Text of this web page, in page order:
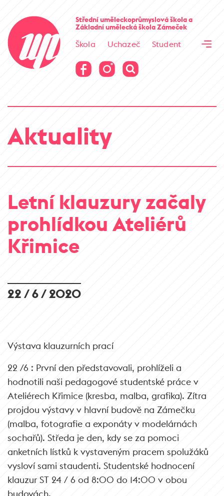
Střední uměleckoprůmyslová školaa
Základní umělecká školaZámeček
Škola Uchazeč
Student
Virtuální prohlídka
Virtuální prohlídka
Aktuality
Letní klauzury začaly
prohlídkou Ateliérů
Křimice
22 / 6 / 2020
Výstava klauzurních prací
22 /6 : První den představovali, prohlíželi a
hodnotili naši pedagogové studentské práce v
Ateliérech Křimice (kresba, malba, grafika). Zítra
projdou výstavy v hlavní budově na Zámečku
(malba, fotografie a exponáty v modelárnách
sochařů). Středa je den, kdy se za pomoci
anketních lístků k vystaveným pracem spolužáků
vysloví sami staudenti. Studentské hodnocení
klauzur ST 24 / 6 od 8:00 do 14:00 v obou